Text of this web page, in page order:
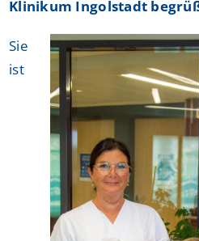
Klinikum Ingolstadt
Sie
ist